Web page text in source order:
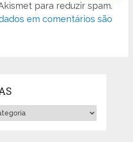
para reduzir spam.
em comentários são